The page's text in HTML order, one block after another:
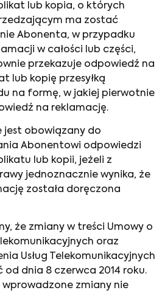
lub kopia, o których
ma zostać
Abonenta, w przypadku
w całości lub części,
przekazuje odpowiedź na
lub kopię przesyłką
na formę, w jakiej pierwotnie
na reklamację.
jest obowiązany do
Abonentowi odpowiedzi
lub kopii, jeżeli z
jednoznacznie wynika, że
została doręczona
że zmiany w treści Umowy o
oraz
Usług Telekomunikacyjnych
dnia 8 czerwca 2014 roku.
zmiany nie